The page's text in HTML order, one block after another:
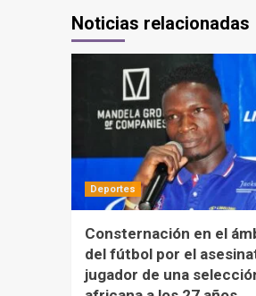
Noticias relacionadas
Deportes
Consternación en el
del fútbol por el
jugador de una